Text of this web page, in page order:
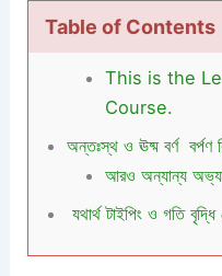
Table of Contents
This is the
Course.
অন্তঃস্থ ও ঊষ্ম বর্ণ বর্পণ
আরও অন্যান্য
যথার্থ টাইপিং ও গতি